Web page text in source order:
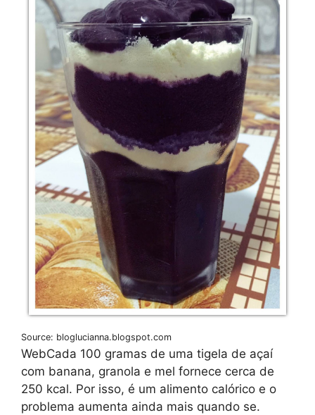
Source: bloglucianna.blogspot.com
WebCada 100 gramas de uma tigela de açaí
com banana, granola e mel fornece cerca de
250 kcal. Por isso, é um alimento calórico e o
problema aumenta ainda mais quando se.